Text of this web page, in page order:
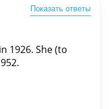
Показать ответы
1926. She (to